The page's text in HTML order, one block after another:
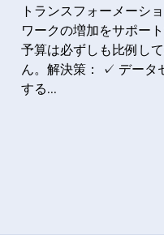
トランスフォーメーシ
ワークの増加をサポー
予算は必ずしも比例し
ん。解決策： ✓ データ
する...